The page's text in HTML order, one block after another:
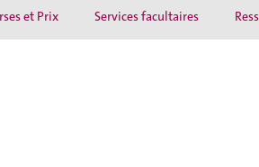
et Prix Services facultaires